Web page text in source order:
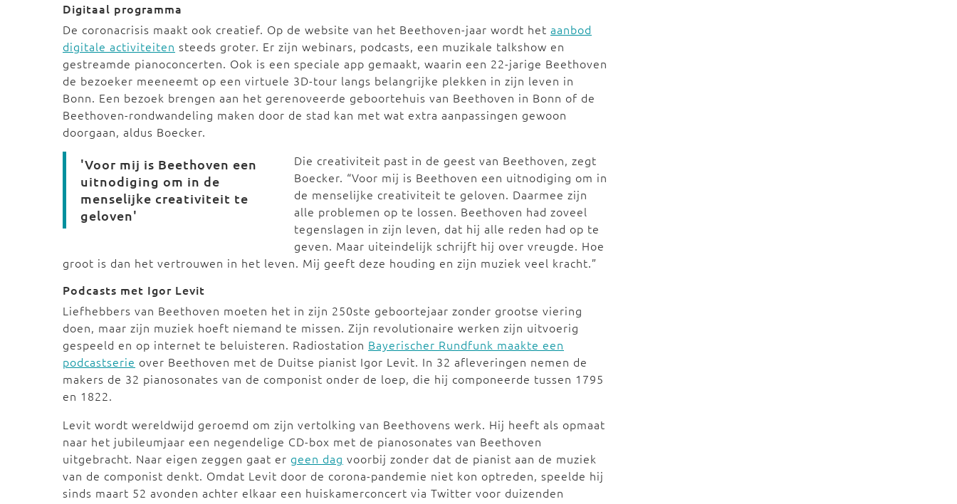
Digitaal programma
De coronacrisis maakt ook creatief. Op de website van het Beethoven-jaar wordt het aanbod
digitale activiteiten steeds groter. Er zijn webinars, podcasts, een muzikale talkshow en
gestreamde pianoconcerten. Ook is een speciale app gemaakt, waarin een 22-jarige Beethoven
de bezoeker meeneemt op een virtuele 3D-tour langs belangrijke plekken in zijn leven in
Bonn. Een bezoek brengen aan het gerenoveerde geboortehuis van Beethoven in Bonn of de
Beethoven-rondwandeling maken door de stad kan met wat extra aanpassingen gewoon
doorgaan, aldus Boecker.
'Voor mij is Beethoven een
uitnodiging om in de
menselijke creativiteit te
geloven'
Die creativiteit past in de geest van Beethoven, zegt
Boecker. “Voor mij is Beethoven een uitnodiging om in
de menselijke creativiteit te geloven. Daarmee zijn
alle problemen op te lossen. Beethoven had zoveel
tegenslagen in zijn leven, dat hij alle reden had op te
geven. Maar uiteindelijk schrijft hij over vreugde. Hoe
groot is dan het vertrouwen in het leven. Mij geeft deze houding en zijn muziek veel kracht.”
Podcasts met Igor Levit
Liefhebbers van Beethoven moeten het in zijn 250ste geboortejaar zonder grootse viering
doen, maar zijn muziek hoeft niemand te missen. Zijn revolutionaire werken zijn uitvoerig
gespeeld en op internet te beluisteren. Radiostation Bayerischer Rundfunk maakte een
podcastserie over Beethoven met de Duitse pianist Igor Levit. In 32 afleveringen nemen de
makers de 32 pianosonates van de componist onder de loep, die hij componeerde tussen 1795
en 1822.
Levit wordt wereldwijd geroemd om zijn vertolking van Beethovens werk. Hij heeft als opmaat
naar het jubileumjaar een negendelige CD-box met de pianosonates van Beethoven
uitgebracht. Naar eigen zeggen gaat er geen dag voorbij zonder dat de pianist aan de muziek
van de componist denkt. Omdat Levit door de corona-pandemie niet kon optreden, speelde hij
sinds maart 52 avonden achter elkaar een huiskamerconcert via Twitter voor duizenden